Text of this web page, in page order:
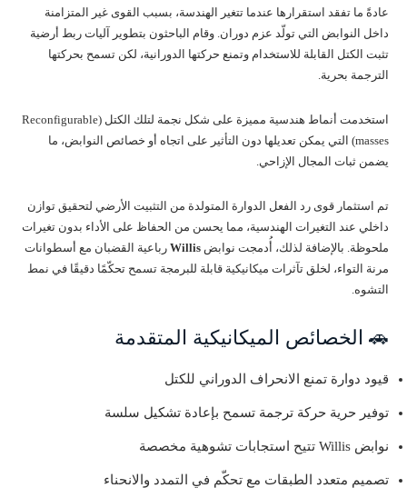
عادةً ما تفقد استقرارها عندما تتغير الهندسة، بسبب القوى غير المتزامنة
داخل النوابض التي تولّد عزم دوران. وقام الباحثون بتطوير آليات ربط أرضية
تثبت الكتل القابلة للاستخدام وتمنع حركتها الدورانية، لكن تسمح بحركتها
الترجمة بحرية.
استخدمت أنماط هندسية مميزة على شكل نجمة لتلك الكتل (Reconfigurable
masses) التي يمكن تعديلها دون التأثير على اتجاه أو خصائص النوابض، ما
يضمن ثبات المجال الإزاحي.
تم استثمار قوى رد الفعل الدوارة المتولدة من التثبيت الأرضي لتحقيق توازن
داخلي عند التغيرات الهندسية، مما يحسن من الحفاظ على الأداء بدون تغيرات
ملحوظة. بالإضافة لذلك، أُدمجت نوابض Willis رباعية القضبان مع أسطوانات
مرنة التواء، لخلق تآثرات ميكانيكية قابلة للبرمجة تسمح تحكّمًا دقيقًا في نمط
التشوه.
🚗 الخصائص الميكانيكية المتقدمة
قيود دوارة تمنع الانحراف الدوراني للكتل
توفير حرية حركة ترجمة تسمح بإعادة تشكيل سلسة
نوابض Willis تتيح استجابات تشوهية مخصصة
تصميم متعدد الطبقات مع تحكّم في التمدد والانحناء